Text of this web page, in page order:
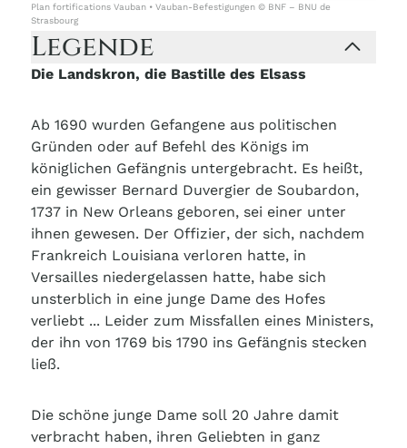
Plan fortifications Vauban • Vauban-Befestigungen © BNF – BNU de
Strasbourg
Legende
Die Landskron, die Bastille des Elsass
Ab 1690 wurden Gefangene aus politischen
Gründen oder auf Befehl des Königs im
königlichen Gefängnis untergebracht. Es heißt,
ein gewisser Bernard Duvergier de Soubardon,
1737 in New Orleans geboren, sei einer unter
ihnen gewesen. Der Offizier, der sich, nachdem
Frankreich Louisiana verloren hatte, in
Versailles niedergelassen hatte, habe sich
unsterblich in eine junge Dame des Hofes
verliebt ... Leider zum Missfallen eines Ministers,
der ihn von 1769 bis 1790 ins Gefängnis stecken
ließ.
Die schöne junge Dame soll 20 Jahre damit
verbracht haben, ihren Geliebten in ganz